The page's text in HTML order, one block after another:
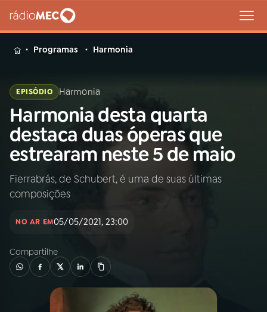
MENU
Buscar
na
Rádio
MEC
Buscar
Início AO VIVO
INÍCIO
02A RÁDIO
PROGRAMAÇÃO
Programas Harmonia
EPISÓDIO Harmonia
Harmonia desta quarta
destaca duas óperas que
estrearam neste 5 de maio
Fierrabrás, de Schubert, é uma de suas últimas
composições
NO AR EM05/05/2021, 23:00
Compartilhe